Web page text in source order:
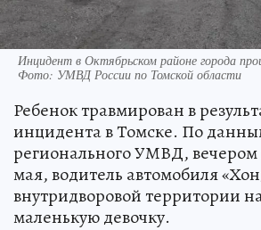
Инцидент в Октябрьском районе города
Фото: УМВД России по Томской области
Ребенок травмирован в
инцидента в Томске. По
регионального УМВД, вечером
мая, водитель автомобиля
внутридворовой территории
маленькую девочку.